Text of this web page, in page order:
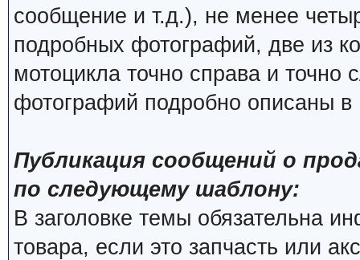
сообщение и т.д.), не менее
подробных фотографий, две из
мотоцикла точно справа и
фотографий подробно описаны
Публикация сообщений о
по следующему шаблону:
В заголовке темы обязательна
товара, если это запчасть или